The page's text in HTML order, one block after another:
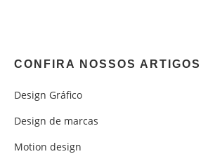
CONFIRA NOSSOS ARTIGOS
Design Gráfico
Design de marcas
Motion design